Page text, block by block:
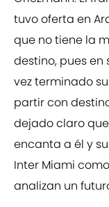
tuvo oferta en
que no tiene la
destino, pues
vez terminado
partir con
dejado claro
encanta a él y
Inter Miami
analizan un